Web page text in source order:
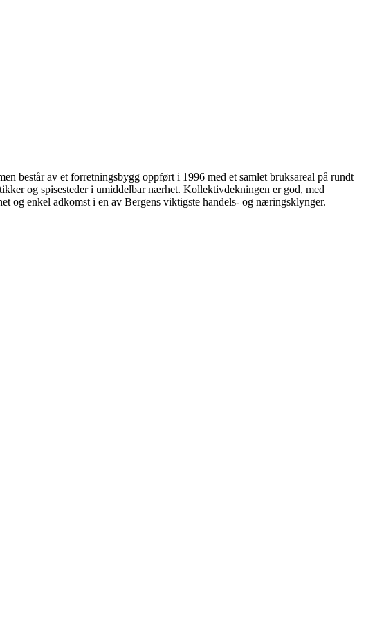
består av et forretningsbygg oppført i 1996 med et samlet bruksareal på rundt
og spisesteder i umiddelbar nærhet. Kollektivdekningen er god, med
og enkel adkomst i en av Bergens viktigste handels- og næringsklynger.